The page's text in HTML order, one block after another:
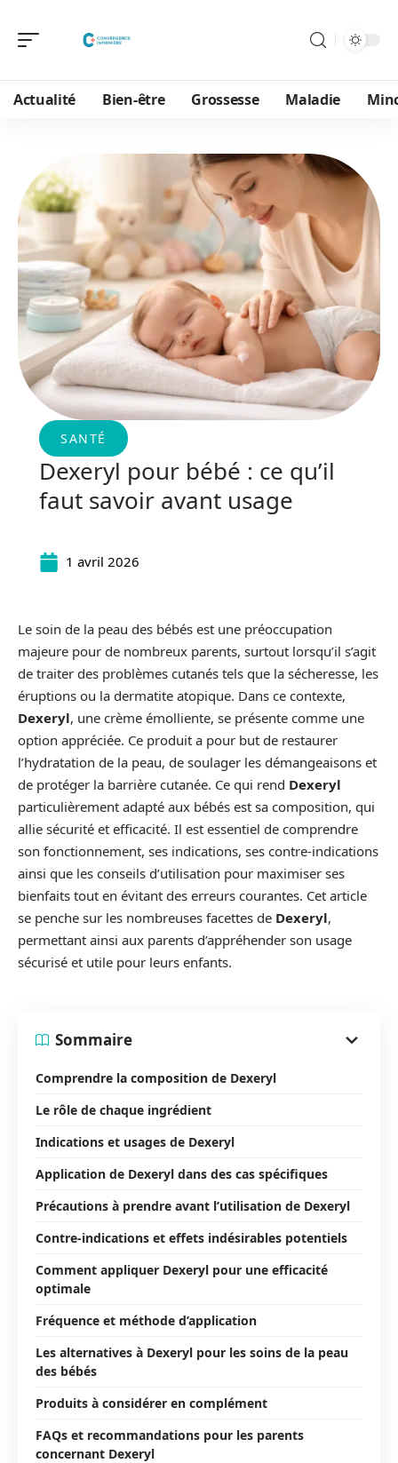
Actualité Bien-être Grossesse Maladie
SANTÉ
Dexeryl pour bébé : ce qu’il
faut savoir avant usage
1 avril 2026
Le soin de la peau des bébés est une préoccupation
majeure pour de nombreux parents, surtout lorsqu’il s’agit
de traiter des problèmes cutanés tels que la sécheresse, les
éruptions ou la dermatite atopique. Dans ce contexte,
Dexeryl, une crème émolliente, se présente comme une
option appréciée. Ce produit a pour but de restaurer
l’hydratation de la peau, de soulager les démangeaisons et
de protéger la barrière cutanée. Ce qui rend Dexeryl
particulièrement adapté aux bébés est sa composition, qui
allie sécurité et efficacité. Il est essentiel de comprendre
son fonctionnement, ses indications, ses contre-indications
ainsi que les conseils d’utilisation pour maximiser ses
bienfaits tout en évitant des erreurs courantes. Cet article
se penche sur les nombreuses facettes de Dexeryl,
permettant ainsi aux parents d’appréhender son usage
sécurisé et utile pour leurs enfants.
Sommaire
Comprendre la composition de Dexeryl
Le rôle de chaque ingrédient
Indications et usages de Dexeryl
Application de Dexeryl dans des cas spécifiques
Précautions à prendre avant l’utilisation de Dexeryl
Contre-indications et effets indésirables potentiels
Comment appliquer Dexeryl pour une efficacité
optimale
Fréquence et méthode d’application
Les alternatives à Dexeryl pour les soins de la peau
des bébés
Produits à considérer en complément
FAQs et recommandations pour les parents
concernant Dexeryl